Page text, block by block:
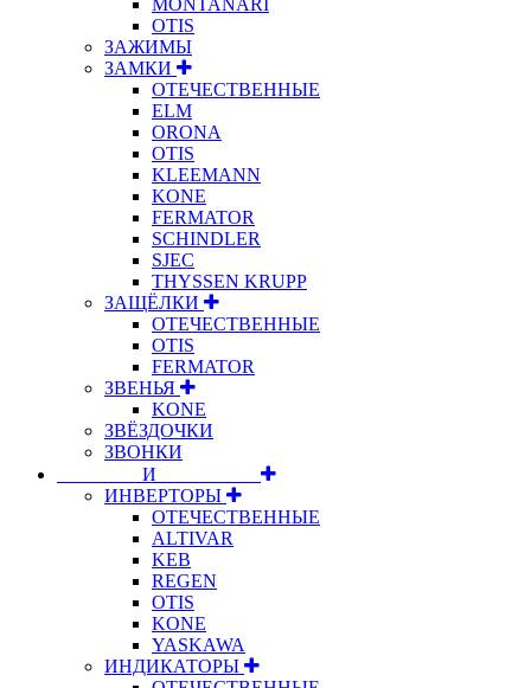
OTIS
ЗАЖИМЫ
ЗАМКИ
ОТЕЧЕСТВЕННЫЕ
ELM
ORONA
OTIS
KLEEMANN
KONE
FERMATOR
SCHINDLER
SJEC
THYSSEN KRUPP
ЗАЩЁЛКИ
ОТЕЧЕСТВЕННЫЕ
OTIS
FERMATOR
ЗВЕНЬЯ
KONE
ЗВЁЗДОЧКИ
ЗВОНКИ
⠀⠀⠀⠀⠀⠀И⠀⠀⠀⠀⠀⠀⠀
ИНВЕРТОРЫ
ОТЕЧЕСТВЕННЫЕ
ALTIVAR
KEB
REGEN
OTIS
KONE
YASKAWA
ИНДИКАТОРЫ